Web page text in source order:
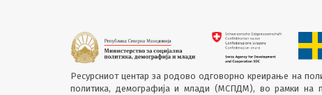
Ресурсниот центар за родово одговорно креирање на
политика, демографија и млади (МСПДМ), во рамки на